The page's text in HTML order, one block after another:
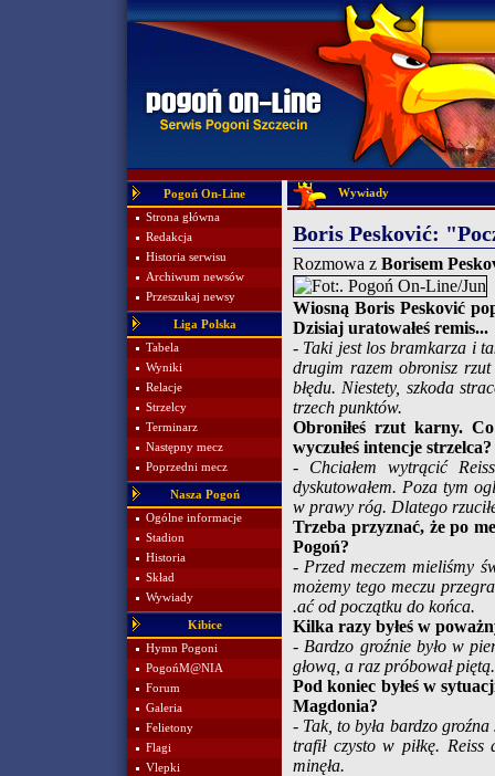
Pogoń On-Line
Strona główna
Redakcja
Historia serwisu
Archiwum newsów
Przeszukaj newsy
Liga Polska
Tabela
Wyniki
Relacje
Strzelcy
Terminarz
Następny mecz
Poprzedni mecz
Nasza Pogoń
Ogólne informacje
Stadion
Historia
Skład
Wywiady
Kibice
Hymn Pogoni
PogońM@NIA
Forum
Galeria
Felietony
Flagi
Vlepki
Wywiady
Boris Pesković:
Rozmowa z Borisem
Wiosną Boris Pesković
Dzisiaj uratowałeś remis...
- Taki jest los bramkarza i
drugim razem obronisz rzut
błędu. Niestety, szkoda
trzech punktów.
Obroniłeś rzut karny.
wyczułeś intencje strzelca?
- Chciałem wytrącić
dyskutowałem. Poza tym
w prawy róg. Dlatego
Trzeba przyznać, że po
Pogoń?
- Przed meczem mieliśmy
możemy tego meczu
.ać od początku do końca.
Kilka razy byłeś w
- Bardzo groźnie było w
głową, a raz próbował
Pod koniec byłeś w
Magdonia?
- Tak, to była bardzo
trafił czysto w piłkę.
minęła.